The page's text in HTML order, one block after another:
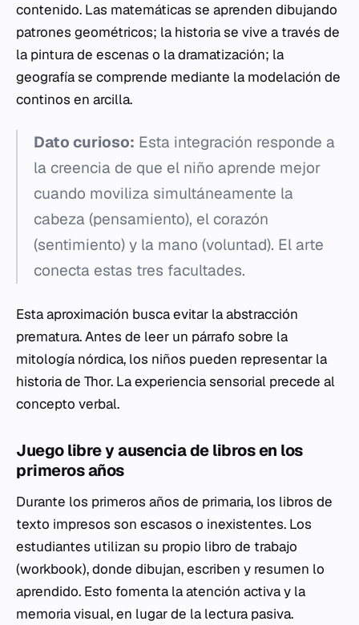
contenido. Las matemáticas se aprenden dibujando
patrones geométricos; la historia se vive a través de
la pintura de escenas o la dramatización; la
geografía se comprende mediante la modelación de
continos en arcilla.
Dato curioso: Esta integración responde a
la creencia de que el niño aprende mejor
cuando moviliza simultáneamente la
cabeza (pensamiento), el corazón
(sentimiento) y la mano (voluntad). El arte
conecta estas tres facultades.
Esta aproximación busca evitar la abstracción
prematura. Antes de leer un párrafo sobre la
mitología nórdica, los niños pueden representar la
historia de Thor. La experiencia sensorial precede al
concepto verbal.
Juego libre y ausencia de libros en los
primeros años
Durante los primeros años de primaria, los libros de
texto impresos son escasos o inexistentes. Los
estudiantes utilizan su propio libro de trabajo
(workbook), donde dibujan, escriben y resumen lo
aprendido. Esto fomenta la atención activa y la
memoria visual, en lugar de la lectura pasiva.